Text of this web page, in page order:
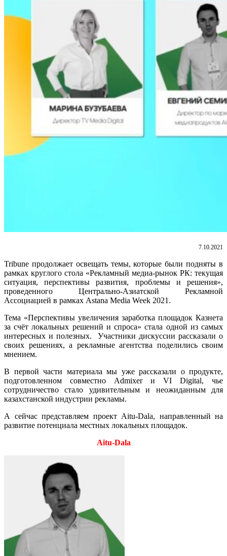
7.10.2021
Tribune продолжает освещать темы, которые были подняты в
рамках круглого стола «Рекламный медиа-рынок РК: текущая
ситуация, перспективы развития, проблемы и решения»,
проведенного Центрально-Азиатской Рекламной
Ассоциацией в рамках Astana Media Week 2021.
Тема «Перспективы увеличения заработка площадок Казнета
за счёт локальных решений и спроса» стала одной из самых
интересных и полезных. Участники дискуссии рассказали о
своих решениях, а рекламные агентства поделились своим
мнением.
В первой части материала мы уже рассказали о продукте,
подготовленном совместно Admixer и VI Digital, чье
сотрудничество стало удивительным и неожиданным для
казахстанской индустрии рекламы.
А сейчас представляем проект Aitu-Dala, направленный на
развитие потенциала местных локальных площадок.
Aitu-Dala